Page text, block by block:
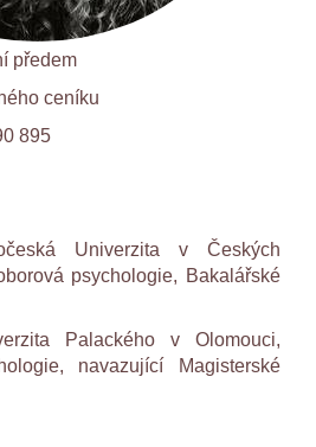
předem
ceníku
895
Univerzita v Českých
psychologie, Bakalářské
Palackého v Olomouci,
navazující Magisterské